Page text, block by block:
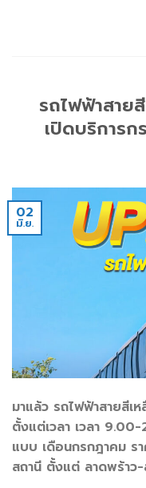
รถไฟฟ้าสาย
เปิดบริการ
02
มิ.ย.
มาแล้ว รถไฟฟ้าสายสีเ
ตั้งแต่เวลา เวลา
แบบ เดือนกรกฎาคม ร
สถานี ตั้งแต่ ลาดพร้าว-